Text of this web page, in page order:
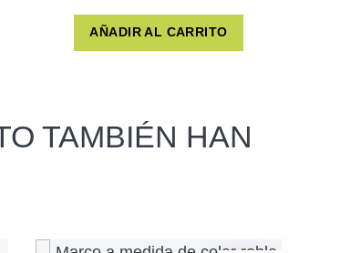
AÑADIR AL CARRITO
TAMBIÉN HAN